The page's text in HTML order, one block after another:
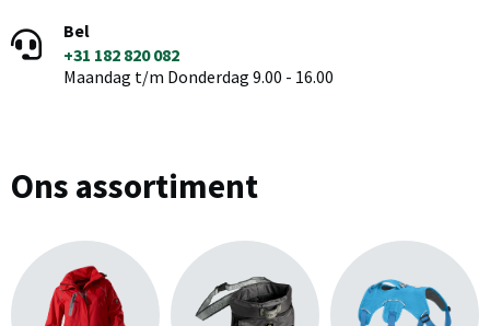
Bel
+31 182 820 082
Maandag t/m Donderdag 9.00 - 16.00
Ons assortiment